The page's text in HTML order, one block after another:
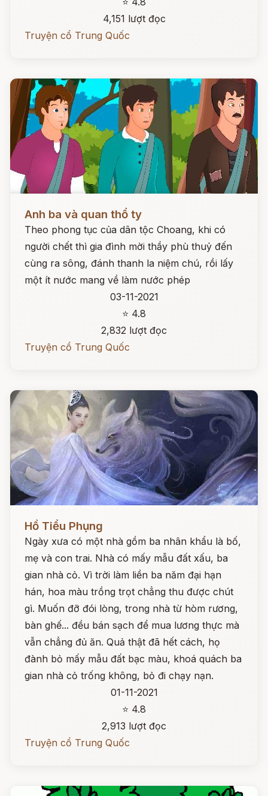
4,151 lượt đọc
Truyện cổ Trung Quốc
Anh ba và quan thổ ty
Theo phong tục của dân tộc Choang, khi có
người chết thì gia đình mời thầy phù thuỷ đến
cùng ra sông, đánh thanh la niệm chú, rồi lấy
một ít nước mang về làm nước phép
03-11-2021
⭐ 4.8
2,832 lượt đọc
Truyện cổ Trung Quốc
Đọc ngay
Hồ Tiểu Phụng
Ngày xưa có một nhà gồm ba nhân khẩu là bố,
mẹ và con trai. Nhà có mấy mẫu đất xấu, ba
gian nhà cỏ. Vì trời làm liền ba năm đại hạn
hán, hoa màu trồng trọt chẳng thu được chút
gì. Muốn đỡ đói lòng, trong nhà từ hòm rương,
bàn ghế... đều bán sạch để mua lương thực mà
vẫn chẳng đủ ăn. Quả thật đã hết cách, họ
đành bỏ mấy mẫu đất bạc màu, khoá quách ba
gian nhà cỏ trống không, bỏ đi chạy nạn.
01-11-2021
⭐ 4.8
2,913 lượt đọc
Truyện cổ Trung Quốc